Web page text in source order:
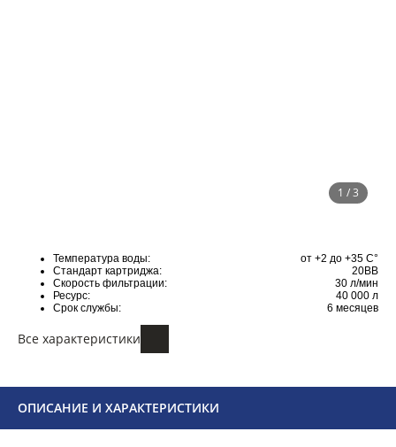
Температура воды:
от +2 до +35 С°
Стандарт картриджа:
20BB
Скорость фильтрации:
30 л/мин
Ресурс:
40 000 л
Срок службы:
6 месяцев
Все характеристики
1 / 3
ОПИСАНИЕ И ХАРАКТЕРИСТИКИ